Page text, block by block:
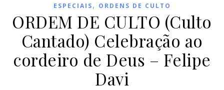
ESPECIAIS, ORDENS DE CULTO
ORDEM DE CULTO (Culto
Cantado) Celebração ao
cordeiro de Deus – Felipe
Davi